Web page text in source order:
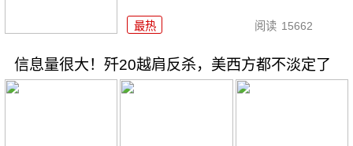
最热 阅读 15662
信息量很大！歼20越肩反杀，美西方都不淡定了